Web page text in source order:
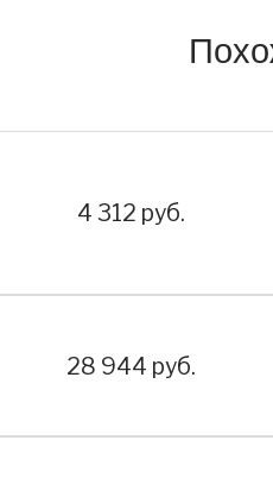
Цена:
4 312 руб.
Цена:
28 944 руб.